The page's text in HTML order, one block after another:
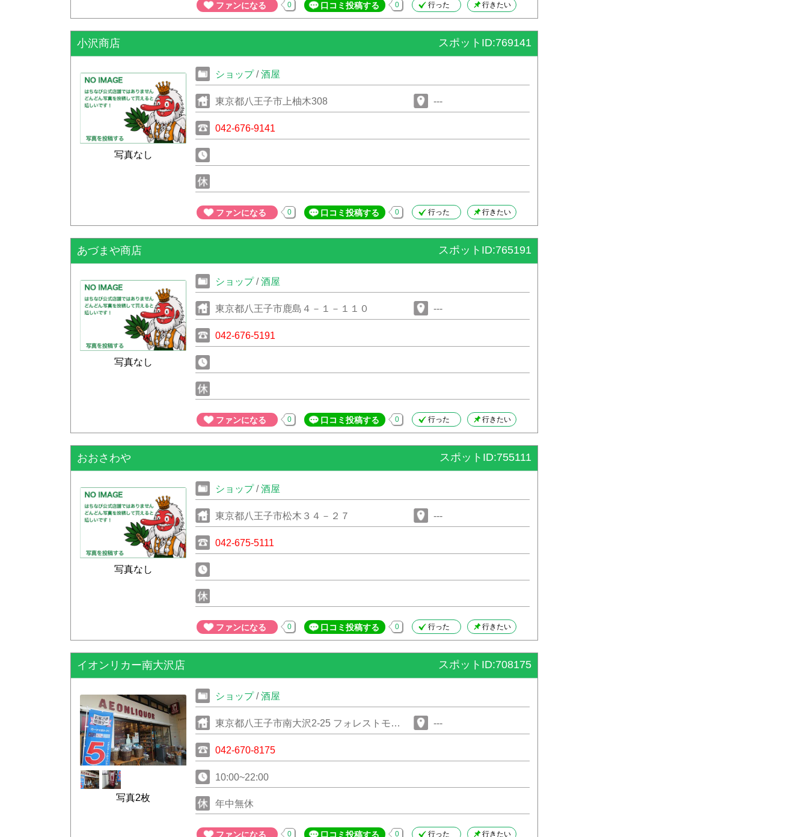
ファンになる 0 口コミ投稿する 0 行った 行きたい
小沢商店 スポットID:769141
写真なし
ショップ/酒屋
東京都八王子市上柚木308 ---
042-676-9141
ファンになる 0 口コミ投稿する 0 行った 行きたい
あづまや商店 スポットID:765191
写真なし
ショップ/酒屋
東京都八王子市鹿島４－１－１１０ ---
042-676-5191
ファンになる 0 口コミ投稿する 0 行った 行きたい
おおさわや スポットID:755111
写真なし
ショップ/酒屋
東京都八王子市松木３４－２７ ---
042-675-5111
ファンになる 0 口コミ投稿する 0 行った 行きたい
イオンリカー南大沢店 スポットID:708175
写真2枚
ショップ/酒屋
東京都八王子市南大沢2-25 フォレストモー
ル南大沢
---
042-670-8175
10:00~22:00
年中無休
ファンになる 0 口コミ投稿する 0 行った 行きたい